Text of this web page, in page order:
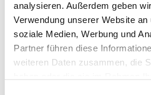
analysieren. Außerdem geben
Verwendung unserer Website
soziale Medien, Werbung und
Partner führen diese
weiteren Daten zusammen, die
gemeinnützige
GmbH
27356 Rotenburg
Aller-Weser-Klinik